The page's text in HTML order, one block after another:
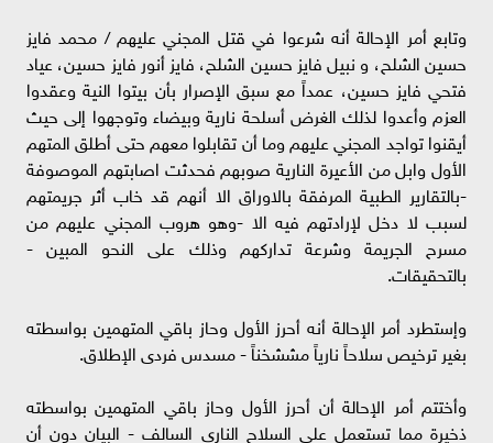
وتابع أمر الإحالة أنه شرعوا في قتل المجني عليهم / محمد فايز
حسين الشلح، و نبيل فايز حسين الشلح، فايز أنور فايز حسين، عياد
فتحي فايز حسين، عمداً مع سبق الإصرار بأن بيتوا النية وعقدوا
العزم وأعدوا لذلك الغرض أسلحة نارية وبيضاء وتوجهوا إلى حيث
أيقنوا تواجد المجني عليهم وما أن تقابلوا معهم حتى أطلق المتهم
الأول وابل من الأعيرة النارية صوبهم فحدثت اصابتهم الموصوفة
-بالتقارير الطبية المرفقة بالاوراق الا أنهم قد خاب أثر جريمتهم
لسبب لا دخل لإرادتهم فيه الا -وهو هروب المجني عليهم من
مسرح الجريمة وشرعة تداركهم وذلك على النحو المبين -
بالتحقيقات.
وإستطرد أمر الإحالة أنه أحرز الأول وحاز باقي المتهمين بواسطته
بغير ترخيص سلاحاً نارياً مششخناً - مسدس فردی الإطلاق.
وأختتم أمر الإحالة أن أحرز الأول وحاز باقي المتهمين بواسطته
ذخيرة مما تستعمل علي السلاح الناري السالف - البيان دون أن